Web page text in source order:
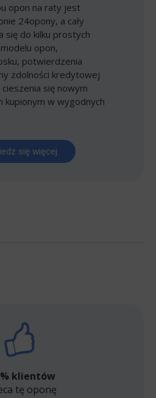
opon na raty jest
24opony, a cały
się do kilku prostych
opon,
potwierdzenia
zdolności kredytowej
się nowym
kupionym w wygodnych
się więcej
klientów
tę oponę